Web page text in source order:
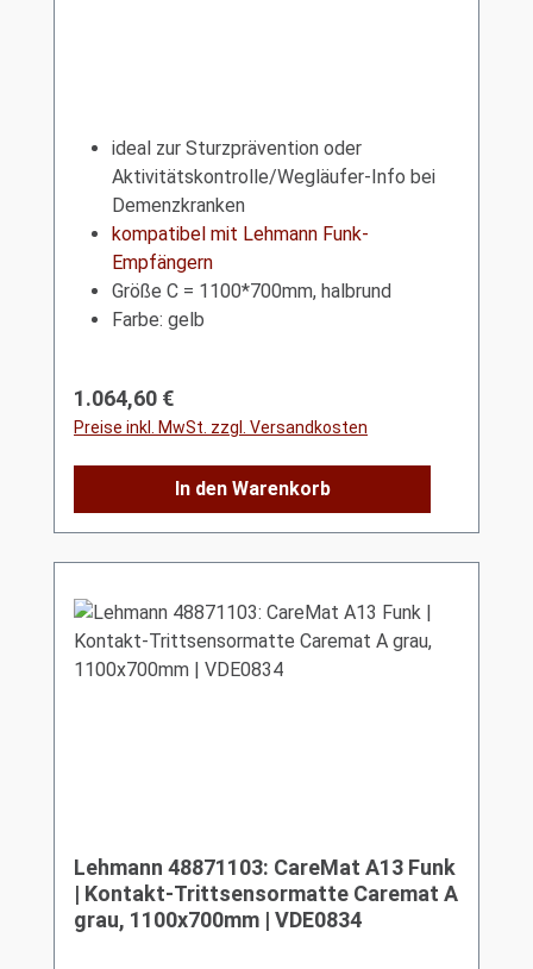
ideal zur Sturzprävention oder
Aktivitätskontrolle/Wegläufer-Info bei
Demenzkranken
kompatibel mit Lehmann Funk-
Empfängern
Größe C = 1100*700mm, halbrund
Farbe: gelb
Regulärer Preis:
1.064,60 €
Preise inkl. MwSt. zzgl. Versandkosten
In den Warenkorb
Lehmann 48871103: CareMat A13 Funk
| Kontakt-Trittsensormatte Caremat A
grau, 1100x700mm | VDE0834